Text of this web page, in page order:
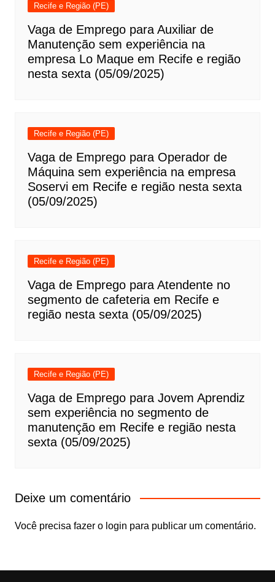
Recife e Região (PE)
Vaga de Emprego para Auxiliar de
Manutenção sem experiência na
empresa Lo Maque em Recife e região
nesta sexta (05/09/2025)
Recife e Região (PE)
Vaga de Emprego para Operador de
Máquina sem experiência na empresa
Soservi em Recife e região nesta sexta
(05/09/2025)
Recife e Região (PE)
Vaga de Emprego para Atendente no
segmento de cafeteria em Recife e
região nesta sexta (05/09/2025)
Recife e Região (PE)
Vaga de Emprego para Jovem Aprendiz
sem experiência no segmento de
manutenção em Recife e região nesta
sexta (05/09/2025)
Deixe um comentário
Você precisa fazer o login para publicar um comentário.